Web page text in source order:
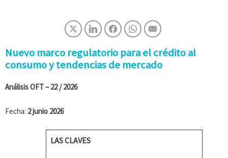
Nuevo marco regulatorio para el crédito al
consumo y tendencias de mercado
Análisis OFT – 22 / 2026
Fecha: 2 junio 2026
LAS CLAVES